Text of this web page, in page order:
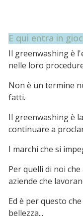
E qui entra in
Il greenwashing è
nelle loro
Non è un termine
fatti.
Il greenwashing è
continuare a
I marchi che si
Per quelli di noi
aziende che
Ed è per questo
bellezza...